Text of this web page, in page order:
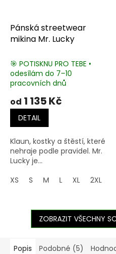
Pánská streetwear
mikina Mr. Lucky
🎯 POTISKNU PRO TEBE •
odesílám do 7–10
pracovních dnů
od 1 135 Kč
DETAIL
Klaun, kostky a štěstí, které
nehraje podle pravidel. Mr.
Lucky je...
XS
S M L XL 2XL
ZOBRAZIT VŠECHNY
Popis Podobné (5)